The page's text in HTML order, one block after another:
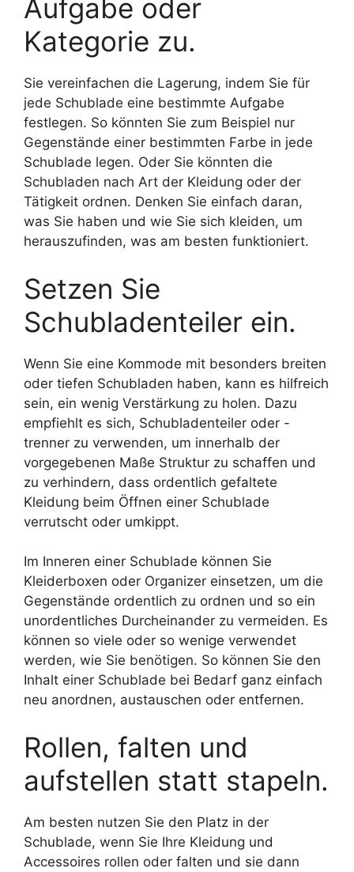
Aufgabe oder
Kategorie zu.
Sie vereinfachen die Lagerung, indem Sie für
jede Schublade eine bestimmte Aufgabe
festlegen. So könnten Sie zum Beispiel nur
Gegenstände einer bestimmten Farbe in jede
Schublade legen. Oder Sie könnten die
Schubladen nach Art der Kleidung oder der
Tätigkeit ordnen. Denken Sie einfach daran,
was Sie haben und wie Sie sich kleiden, um
herauszufinden, was am besten funktioniert.
Setzen Sie
Schubladenteiler ein.
Wenn Sie eine Kommode mit besonders breiten
oder tiefen Schubladen haben, kann es hilfreich
sein, ein wenig Verstärkung zu holen. Dazu
empfiehlt es sich, Schubladenteiler oder -
trenner zu verwenden, um innerhalb der
vorgegebenen Maße Struktur zu schaffen und
zu verhindern, dass ordentlich gefaltete
Kleidung beim Öffnen einer Schublade
verrutscht oder umkippt.
Im Inneren einer Schublade können Sie
Kleiderboxen oder Organizer einsetzen, um die
Gegenstände ordentlich zu ordnen und so ein
unordentliches Durcheinander zu vermeiden. Es
können so viele oder so wenige verwendet
werden, wie Sie benötigen. So können Sie den
Inhalt einer Schublade bei Bedarf ganz einfach
neu anordnen, austauschen oder entfernen.
Rollen, falten und
aufstellen statt stapeln.
Am besten nutzen Sie den Platz in der
Schublade, wenn Sie Ihre Kleidung und
Accessoires rollen oder falten und sie dann